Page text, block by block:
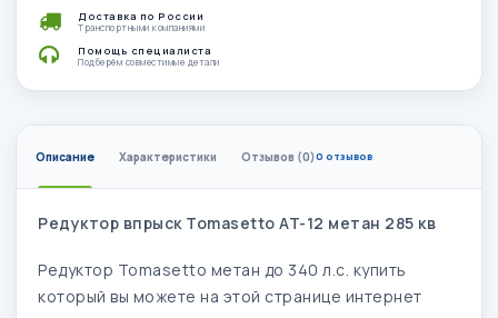
Доставка по России
Транспортными компаниями
Помощь специалиста
Подберём совместимые детали
Описание Характеристики Отзывов (0)0 отзывов
Редуктор впрыск Tomasetto AT-12 метан 285 кв
Редуктор Tomasetto метан до 340 л.с. купить
который вы можете на этой странице интернет